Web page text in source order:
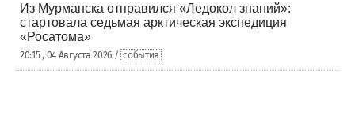
Из Мурманска отправился «Ледокол знаний»:
стартовала седьмая арктическая экспедиция
«Росатома»
20:15 , 04 Августа 2026 / события